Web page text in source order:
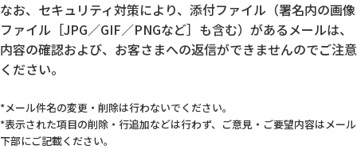
なお、セキュリティ対策により、添付ファイル（署名内の画像
ファイル［JPG／GIF／PNGなど］も含む）があるメールは、
内容の確認および、お客さまへの返信ができませんのでご注意
ください。
メール件名の変更・削除は行わないでください。
表示された項目の削除・行追加などは行わず、ご意見・ご要望内容はメール
下部にご記載ください。